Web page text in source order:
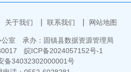
关于我们 联系我们 网站地图
室
承办：固镇县数据资源管理局
皖ICP备2024057152号-1
备34032302000001号